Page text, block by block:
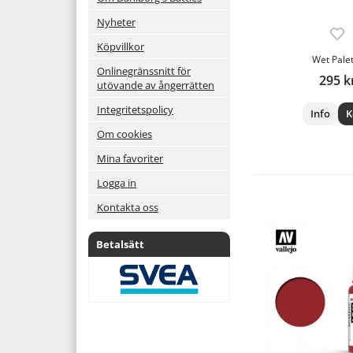
Nyheter
Köpvillkor
Onlinegränssnitt för
utövande av ångerrätten
Integritetspolicy
Om cookies
Mina favoriter
Logga in
Kontakta oss
Betalsätt
Wet
295
Info